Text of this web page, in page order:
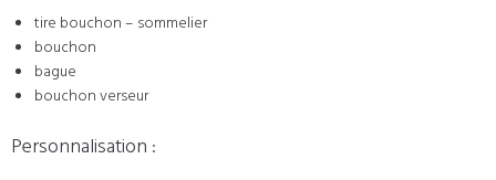
tire bouchon – sommelier
bouchon
bague
bouchon verseur
Personnalisation :